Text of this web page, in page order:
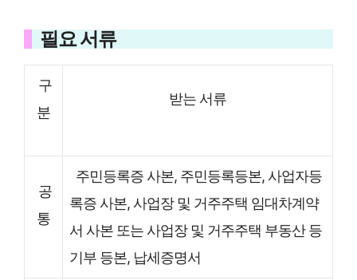
필요 서류
구
분
받는 서류
공
통
주민등록증 사본, 주민등록등본, 사업자등
록증 사본, 사업장 및 거주주택 임대차계약
서 사본 또는 사업장 및 거주주택 부동산 등
기부 등본, 납세증명서